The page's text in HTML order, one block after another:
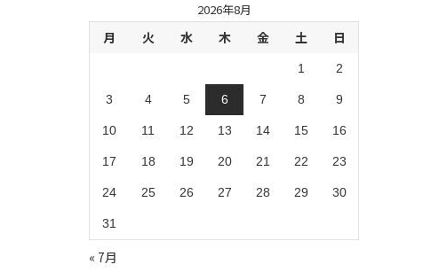
2026年8月
月 火 水 木 金 土 日
1 2
3 4 5 6 7 8 9
10 11 12 13 14 15 16
17 18 19 20 21 22 23
24 25 26 27 28 29 30
31
« 7月